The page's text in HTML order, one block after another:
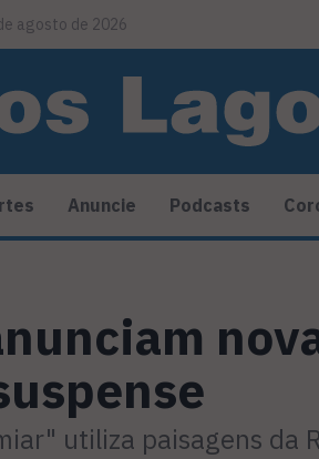
agosto de 2026
Anuncie Podcasts
utiliza paisagens da